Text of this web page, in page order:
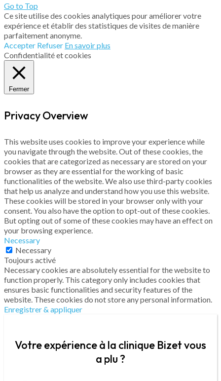
Go to Top
Ce site utilise des cookies analytiques pour améliorer votre
expérience et établir des statistiques de visites de manière
parfaitement anonyme.
Accepter Refuser En savoir plus
Confidentialité et cookies
Fermer
Privacy Overview
This website uses cookies to improve your experience while
you navigate through the website. Out of these cookies, the
cookies that are categorized as necessary are stored on your
browser as they are essential for the working of basic
functionalities of the website. We also use third-party cookies
that help us analyze and understand how you use this website.
These cookies will be stored in your browser only with your
consent. You also have the option to opt-out of these cookies.
But opting out of some of these cookies may have an effect on
your browsing experience.
Necessary
Necessary
Toujours activé
Necessary cookies are absolutely essential for the website to
function properly. This category only includes cookies that
ensures basic functionalities and security features of the
website. These cookies do not store any personal information.
Enregistrer & appliquer
Votre expérience à la clinique Bizet vous
a plu ?